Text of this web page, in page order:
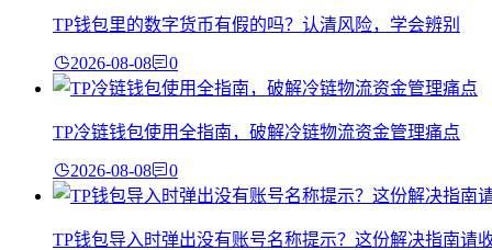
TP钱包里的数字货币有假的吗？认清风险，学会辨别
2026-08-08 0
TP冷链钱包使用全指南，破解冷链物流资金管理痛点
2026-08-08 0
TP钱包导入时弹出没有账号名称提示？这份解决指南请